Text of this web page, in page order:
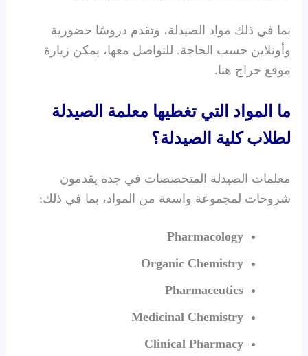
بما في ذلك مواد الصيدلة، وتقدم دروسًا حضورية
وأونلاين حسب الحاجة. للتواصل معها، يمكن زيارة
موقع حراج هنا.
ما المواد التي تغطيها معلمة الصيدلة
لطلاب كلية الصيدلة؟
معلمات الصيدلة المتخصصات في جدة يقدمون
شروحات لمجموعة واسعة من المواد، بما في ذلك:
Pharmacology
Organic Chemistry
Pharmaceutics
Medicinal Chemistry
Clinical Pharmacy